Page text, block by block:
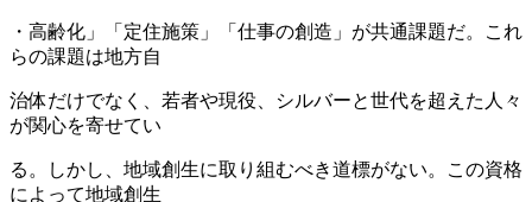
・高齢化」「定住施策」「仕事の創造」が共通課題だ。これ
らの課題は地方自
治体だけでなく、若者や現役、シルバーと世代を超えた人々
が関心を寄せてい
る。しかし、地域創生に取り組むべき道標がない。この資格
によって地域創生